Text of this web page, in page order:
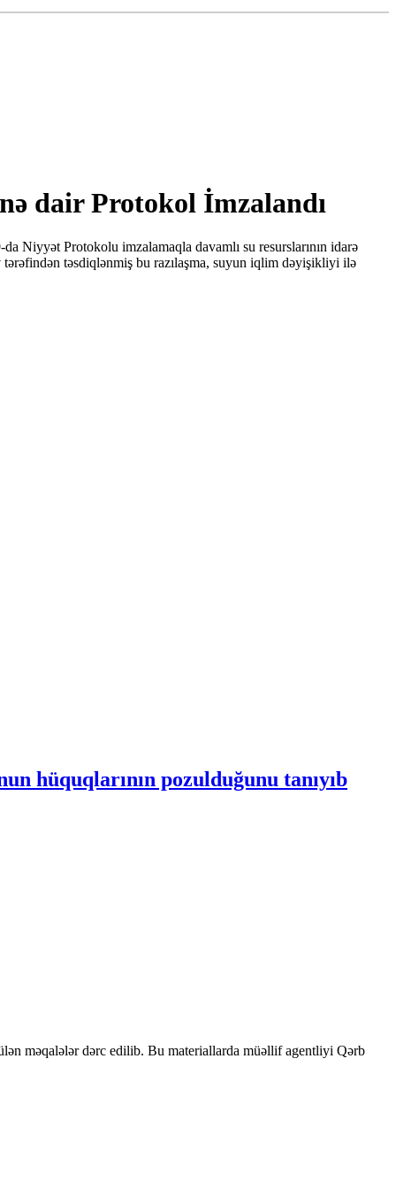
dair Protokol İmzalandı
Niyyət Protokolu imzalamaqla davamlı su resurslarının idarə
təsdiqlənmiş bu razılaşma, suyun iqlim dəyişikliyi ilə
hüquqlarının pozulduğunu tanıyıb
məqalələr dərc edilib. Bu materiallarda müəllif agentliyi Qərb